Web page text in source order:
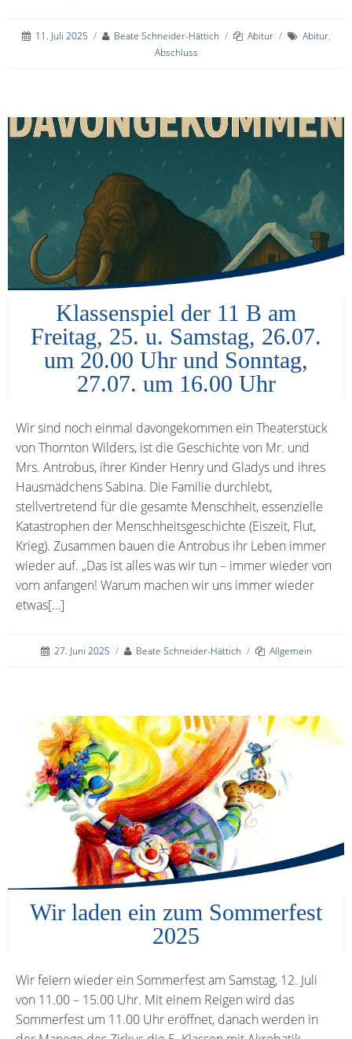
11. Juli 2025 / Beate Schneider-Hättich / Abitur / Abitur,
Abschluss
Klassenspiel der 11 B am
Freitag, 25. u. Samstag, 26.07.
um 20.00 Uhr und Sonntag,
27.07. um 16.00 Uhr
Wir sind noch einmal davongekommen ein Theaterstück
von Thornton Wilders, ist die Geschichte von Mr. und
Mrs. Antrobus, ihrer Kinder Henry und Gladys und ihres
Hausmädchens Sabina. Die Familie durchlebt,
stellvertretend für die gesamte Menschheit, essenzielle
Katastrophen der Menschheitsgeschichte (Eiszeit, Flut,
Krieg). Zusammen bauen die Antrobus ihr Leben immer
wieder auf. „Das ist alles was wir tun – immer wieder von
vorn anfangen! Warum machen wir uns immer wieder
etwas[…]
27. Juni 2025 / Beate Schneider-Hättich / Allgemein
Wir laden ein zum Sommerfest
2025
Wir feiern wieder ein Sommerfest am Samstag, 12. Juli
von 11.00 – 15.00 Uhr. Mit einem Reigen wird das
Sommerfest um 11.00 Uhr eröffnet, danach werden in